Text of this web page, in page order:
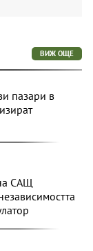
ВИЖ ОЩЕ
пазари в
САЩ